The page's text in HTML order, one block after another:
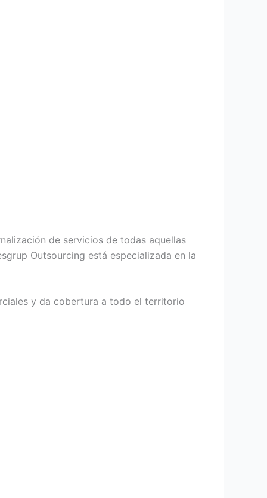
de servicios de todas aquellas
Outsourcing está especializada en la
y da cobertura a todo el territorio